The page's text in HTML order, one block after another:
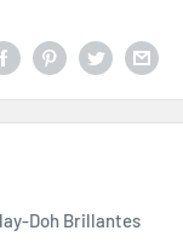
Doh Brillantes